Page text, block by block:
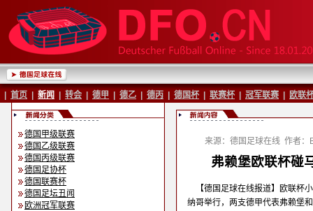
首页 新闻 转会 德甲 德乙 德丙 德国杯 联赛杯 冠军联赛 欧联
德国甲级联赛
德国乙级联赛
德国丙级联赛
德国足协杯
德国联赛杯
德国足坛丑闻
欧洲冠军联赛
来源：德国足球在线 作者：
弗赖堡欧联杯碰
【德国足球在线报道】欧联杯
纳哥举行，两支德甲代表弗赖堡